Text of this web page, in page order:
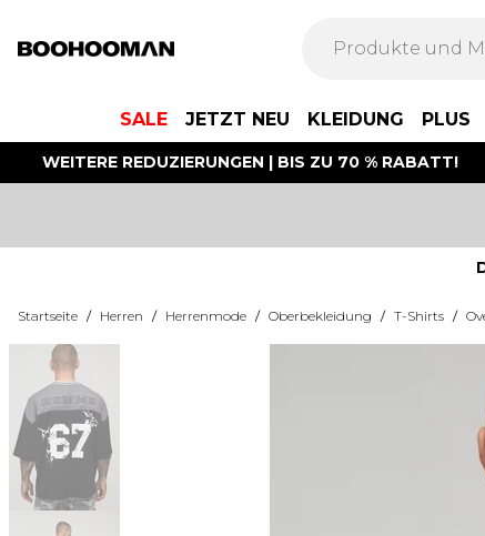
SALE JETZT NEU KLEIDUNG PLUS
WEITERE REDUZIERUNGEN | BIS ZU 70 % RABATT!
Startseite / Herren / Herrenmode / Oberbekleidung / T-Shirts /